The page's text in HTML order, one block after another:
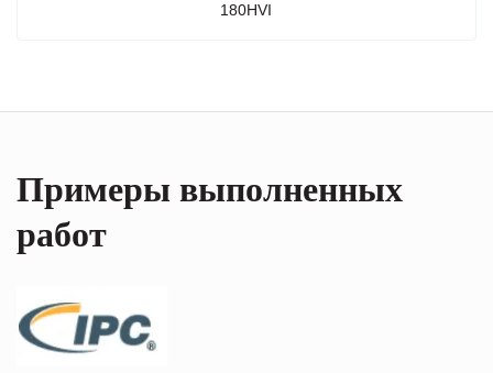
180HVI
Примеры выполненных
работ